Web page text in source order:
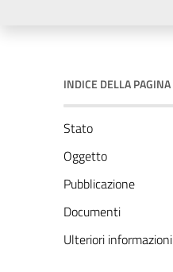
INDICE DELLA PAGINA
Stato
Oggetto
Pubblicazione
Documenti
Ulteriori informazioni